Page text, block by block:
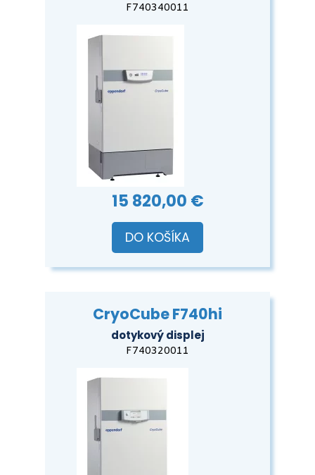
F740340011
15 820,00 €
DO KOŠÍKA
CryoCube F740hi
dotykový displej
F740320011